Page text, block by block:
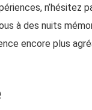
n’hésitez
à des nuits
encore plus